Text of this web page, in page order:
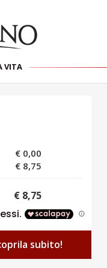
VITA
€ 0,00
€ 8,75
€ 8,75
subito!